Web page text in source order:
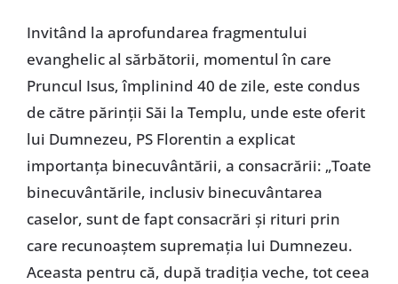
Invitând la aprofundarea fragmentului
evanghelic al sărbătorii, momentul în care
Pruncul Isus, împlinind 40 de zile, este condus
de către părinţii Săi la Templu, unde este oferit
lui Dumnezeu, PS Florentin a explicat
importanţa binecuvântării, a consacrării: „Toate
binecuvântările, inclusiv binecuvântarea
caselor, sunt de fapt consacrări şi rituri prin
care recunoaştem supremaţia lui Dumnezeu.
Aceasta pentru că, după tradiţia veche, tot ceea